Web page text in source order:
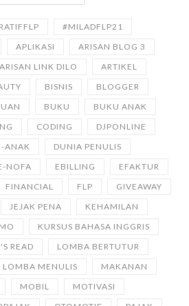
#MILADFLP21
APLIKASI
ARISAN BLOG 3
ARISAN LINK DILO
ARTIKEL
BISNIS
BLOGGER
BUKU
BUKU ANAK
CODING
DJPONLINE
ANAK
DUNIA PENULIS
NOFA EBILLING
EFAKTUR
FINANCIAL FLP
GIVEAWAY
JEJAK PENA
KEHAMILAN
KURSUS BAHASA INGGRIS
READ
LOMBA BERTUTUR
LOMBA MENULIS
MAKANAN
MOBIL
MOTIVASI